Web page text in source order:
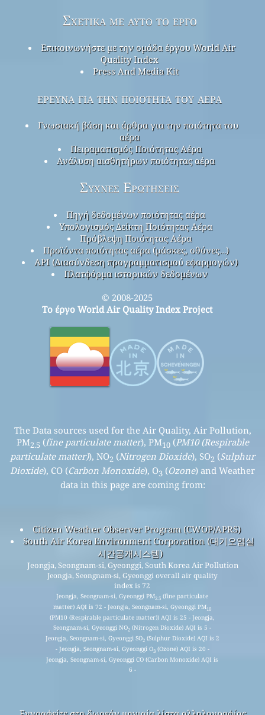
Σχετικά με αυτό το έργο
Επικοινωνήστε με την ομάδα έργου World Air
Quality Index
Press And Media Kit
έρευνα για την ποιότητα του αέρα
Γνωσιακή βάση και άρθρα για την ποιότητα του
αέρα
Πειραματισμός Ποιότητας Αέρα
Ανάλυση αισθητήρων ποιότητας αέρα
Συχνές Ερωτήσεις
Πηγή δεδομένων ποιότητας αέρα
Υπολογισμός Δείκτη Ποιότητας Αέρα
Πρόβλεψη Ποιότητας Αέρα
Προϊόντα ποιότητας αέρα (μάσκες, οθόνες…)
API (Διασύνδεση προγραμματισμού εφαρμογών)
Πλατφόρμα ιστορικών δεδομένων
© 2008-2025
Το έργο World Air Quality Index Project
The Data sources used for the Air Quality, Air Pollution,
PM2.5 (fine particulate matter), PM10(PM10 (Respirable
particulate matter)), NO2 (Nitrogen Dioxide), SO2 (Sulphur
Dioxide), CO (Carbon Monoxide), O3 (Ozone) and Weather
data in this page are coming from:
Citizen Weather Observer Program (CWOP/APRS)
South Air Korea Environment Corporation (대기오염실
시간공개시스템)
Jeongja, Seongnam-si, Gyeonggi, South Korea Air Pollution
Jeongja, Seongnam-si, Gyeonggi overall air quality
index is 72
Jeongja, Seongnam-si, Gyeonggi PM2.5 (fine particulate
matter) AQI is 72 - Jeongja, Seongnam-si, Gyeonggi PM10
(PM10 (Respirable particulate matter)) AQI is 25 - Jeongja,
Seongnam-si, Gyeonggi NO2 (Nitrogen Dioxide) AQI is 5 -
Jeongja, Seongnam-si, Gyeonggi SO2(Sulphur Dioxide) AQI is 2
- Jeongja, Seongnam-si, Gyeonggi O3(Ozone) AQI is 20 -
Jeongja, Seongnam-si, Gyeonggi CO (Carbon Monoxide) AQI is
6 -